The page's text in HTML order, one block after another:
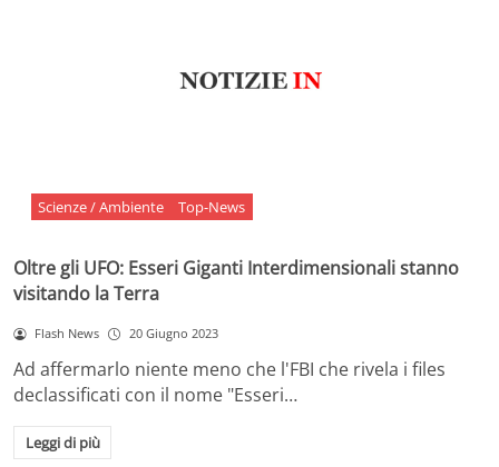
Scienze / Ambiente Top-News
Oltre gli UFO: Esseri Giganti Interdimensionali stanno
visitando la Terra
Flash News 20 Giugno 2023
Ad affermarlo niente meno che l'FBI che rivela i files
declassificati con il nome "Esseri…
Leggi di più